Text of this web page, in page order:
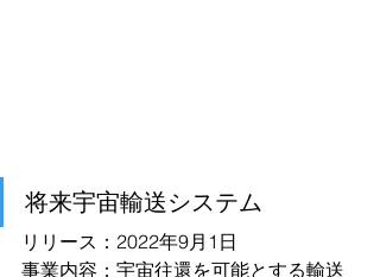
将来宇宙輸送システム
リリース：2022年9月1日
事業内容：宇宙往還を可能とする輸送